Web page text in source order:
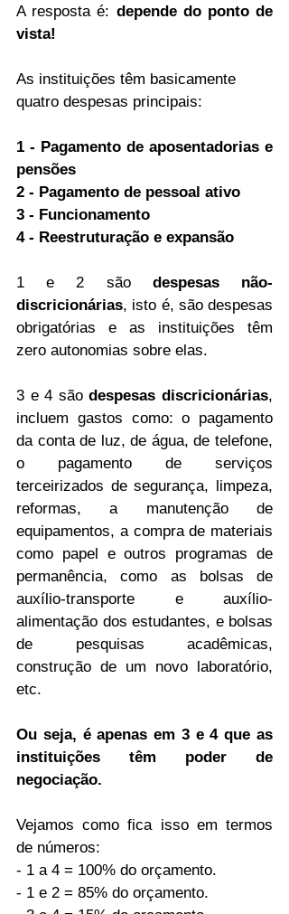
A resposta é: depende do ponto de
vista!
As instituições têm basicamente
quatro despesas principais:
1 - Pagamento de aposentadorias e
pensões
2 - Pagamento de pessoal ativo
3 - Funcionamento
4 - Reestruturação e expansão
1 e 2 são despesas não-
discricionárias, isto é, são despesas
obrigatórias e as instituições têm
zero autonomias sobre elas.
3 e 4 são despesas discricionárias,
incluem gastos como: o pagamento
da conta de luz, de água, de telefone,
o pagamento de serviços
terceirizados de segurança, limpeza,
reformas, a manutenção de
equipamentos, a compra de materiais
como papel e outros programas de
permanência, como as bolsas de
auxílio-transporte e auxílio-
alimentação dos estudantes, e bolsas
de pesquisas acadêmicas,
construção de um novo laboratório,
etc.
Ou seja, é apenas em 3 e 4 que as
instituições têm poder de
negociação.
Vejamos como fica isso em termos
de números:
- 1 a 4 = 100% do orçamento.
- 1 e 2 = 85% do orçamento.